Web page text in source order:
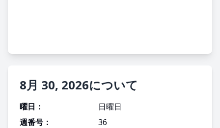
8月 30, 2026について
曜日：
日曜日
週番号：
36